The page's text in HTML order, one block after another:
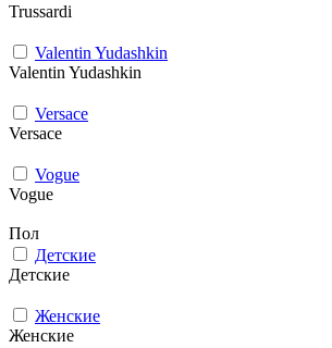
Trussardi
Valentin Yudashkin
Valentin Yudashkin
Versace
Versace
Vogue
Vogue
Пол
Детские
Детские
Женские
Женские